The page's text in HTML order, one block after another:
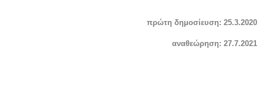
πρώτη δημοσίευση: 25.3.2020
αναθεώρηση: 27.7.2021